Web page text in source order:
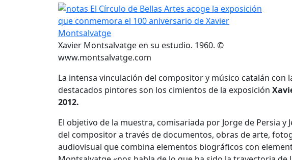
Xavier Montsalvatge en su estudio. 1960. ©
www.montsalvatge.com
La intensa vinculación del compositor y músico catalán con
destacados pintores son los cimientos de la exposición
2012.
El objetivo de la muestra, comisariada por Jorge de Persia
del compositor a través de documentos, obras de arte,
audiovisual que combina elementos biográficos con